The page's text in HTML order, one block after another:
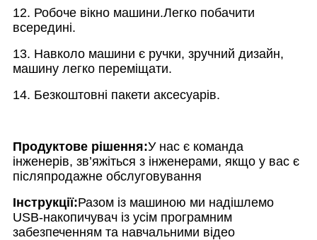
12. Робоче вікно машини.Легко побачити
всередині.
13. Навколо машини є ручки, зручний дизайн,
машину легко переміщати.
14. Безкоштовні пакети аксесуарів.
Продуктове рішення:У нас є команда
інженерів, зв’яжіться з інженерами, якщо у вас є
післяпродажне обслуговування
Інструкції:Разом із машиною ми надішлемо
USB-накопичувач із усім програмним
забезпеченням та навчальними відео